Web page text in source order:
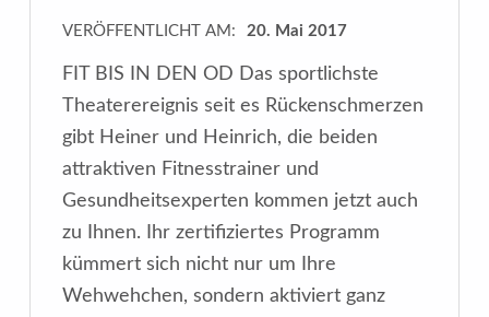
VERÖFFENTLICHT AM: 20. Mai 2017
FIT BIS IN DEN OD Das sportlichste
Theaterereignis seit es Rückenschmerzen
gibt Heiner und Heinrich, die beiden
attraktiven Fitnesstrainer und
Gesundheitsexperten kommen jetzt auch
zu Ihnen. Ihr zertifiziertes Programm
kümmert sich nicht nur um Ihre
Wehwehchen, sondern aktiviert ganz